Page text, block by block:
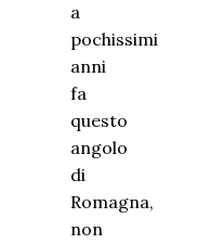
a
pochissimi
anni
fa
questo
angolo
di
Romagna,
non